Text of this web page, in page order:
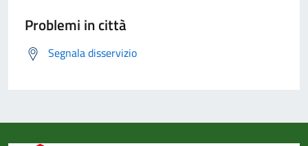
Problemi in città
Segnala disservizio